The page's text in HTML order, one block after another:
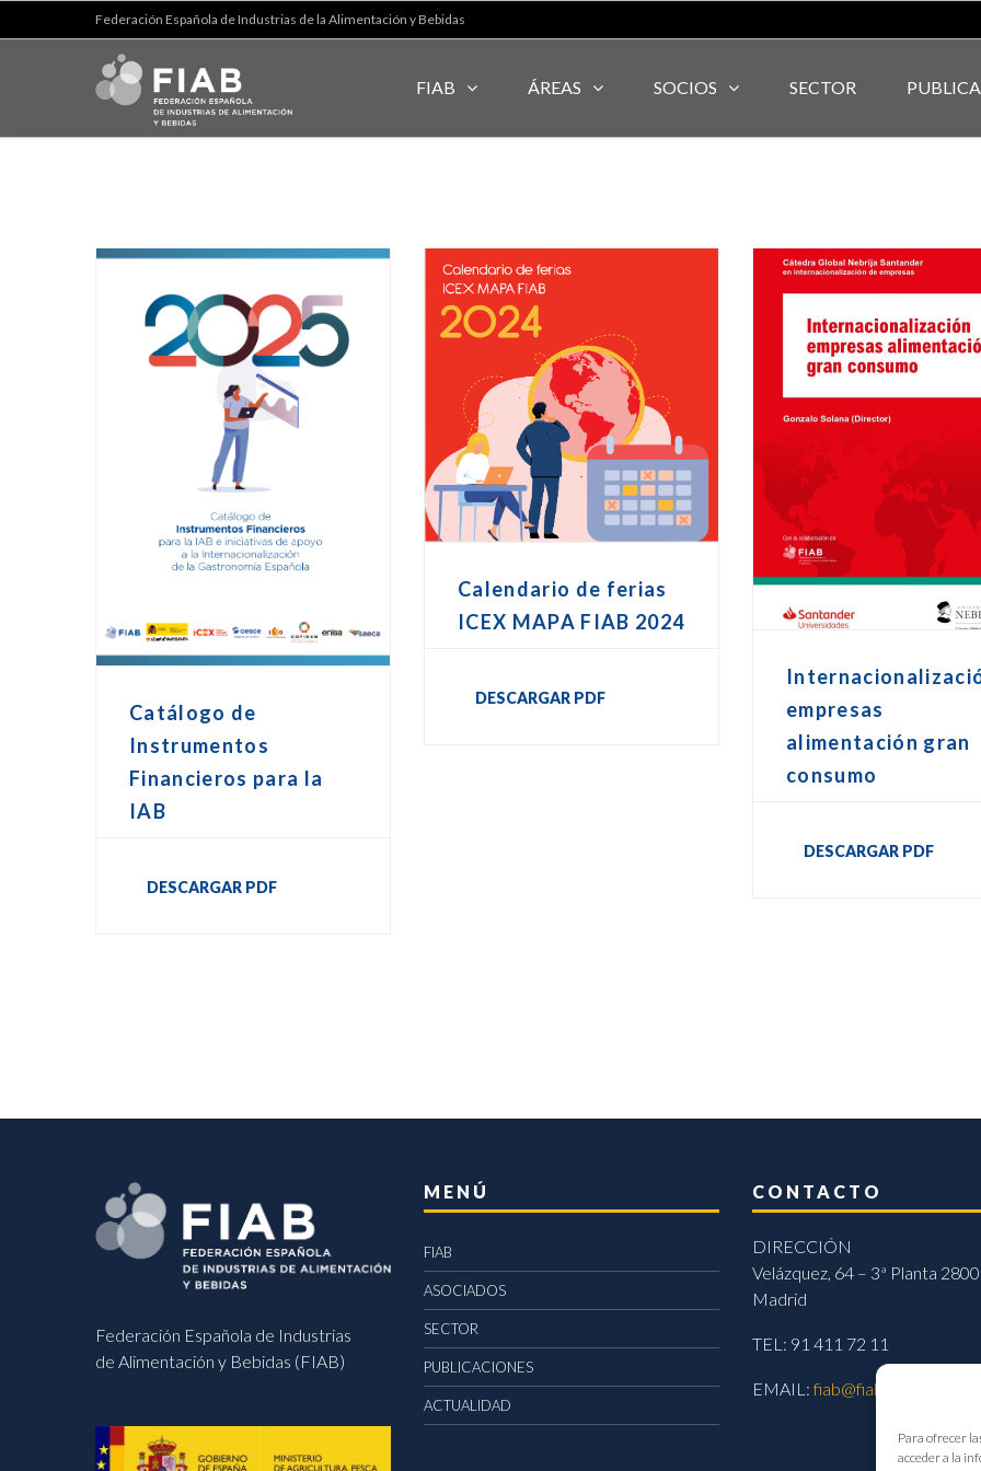
Para ofrecer
acceder a la
Federación Española de Industrias de la Alimentación y Bebidas
FIAB ÁREAS SOCIOS SECTOR
Catálogo de
Instrumentos
Financieros para la
IAB
DESCARGAR PDF
Calendario de ferias
ICEX MAPA FIAB 2024
DESCARGAR PDF
empresas
alimentación gran
consumo
DESCARGAR PDF
Federación Española de Industrias
de Alimentación y Bebidas (FIAB)
MENÚ
FIAB
ASOCIADOS
SECTOR
PUBLICACIONES
ACTUALIDAD
CONTACTO
DIRECCIÓN
Velázquez, 64 – 3ª Planta
Madrid
TEL: 91 411 72 11
EMAIL:fiab@fiab.es